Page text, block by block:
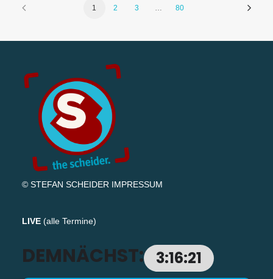
1 2 3 80
© STEFAN SCHEIDER IMPRESSUM
LIVE (alle Termine)
DEMNÄCHST: 3:16:20